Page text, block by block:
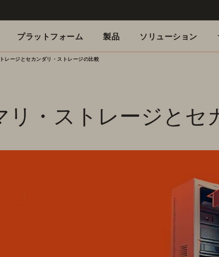
プラットフォーム 製品 ソリューション
レージとセカンダリ・ストレージの比較
リ・ストレージとセ